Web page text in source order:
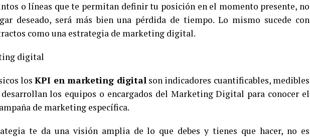
o líneas que te permitan definir tu posición en el momento presente, no
deseado, será más bien una pérdida de tiempo. Lo mismo sucede con
como una estrategia de marketing digital.
losKPI en marketing digitalson indicadores cuantificables, medibles
los equipos o encargados del Marketing Digital para conocer el
de marketing específica.
te da una visión amplia de lo que debes y tienes que hacer, no es